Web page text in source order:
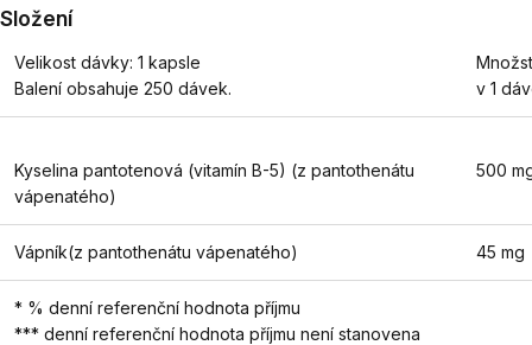
Složení
Velikost dávky: 1 kapsle
Balení obsahuje 250 dávek.
v 1
Kyselina pantotenová (vitamín B-5) (z pantothenátu
vápenatého)
500
Vápník(z pantothenátu vápenatého) 45 mg
* % denní referenční hodnota příjmu
*** denní referenční hodnota příjmu není stanovena